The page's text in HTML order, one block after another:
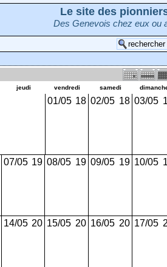
Le site des
Des Genevois chez eux ou
jeudi vendredi samedi
01/05 18 02/05 18 03/05
07/05 19 08/05 19 09/05 19 10/05
14/05 20 15/05 20 16/05 20 17/05